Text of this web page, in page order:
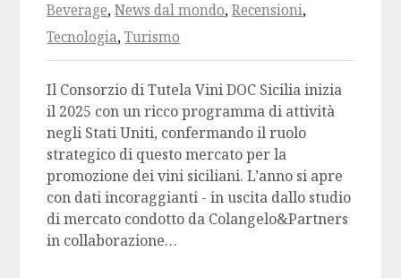
Beverage,News dal mondo,Recensioni,
Tecnologia,Turismo
Il Consorzio di Tutela Vini DOC Sicilia inizia
il 2025 con un ricco programma di attività
negli Stati Uniti, confermando il ruolo
strategico di questo mercato per la
promozione dei vini siciliani. L’anno si apre
con dati incoraggianti - in uscita dallo studio
di mercato condotto da Colangelo&Partners
in collaborazione…